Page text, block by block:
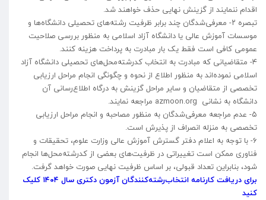
اقدام ننمایند از گزینش نهایی حذف خواهند شد.
تبصره ۲- معرفی‌شدگان چند برابر ظرفیت رشته‌های تحصیلی دانشگاه‌ها و
موسسات آموزش عالی یا دانشگاه آزاد اسلامی به منظور بررسی صلاحیت
عمومی کافی است فقط یک بار مبادرت به پرداخت هزینه کنند.
۴- متقاضیانی که مبادرت به انتخاب کدرشته‌محل‌های تحصیلی دانشگاه آزاد
اسلامی نموده‌اند به منظور اطلاع از نحوه و چگونگی انجام مراحل ارزیابی
تخصصی از متقاضیان و سایر مراحل گزینش به درگاه اطلاع‌رسانی آن
دانشگاه به نشانی azmoon.org مراجعه نمایند.
۵- عدم مراجعه معرفی‌شدگان به منظور مصاحبه و انجام مراحل ارزیابی
تخصصی به منزله انصراف از پذیرش است.
۶- با توجه به اعلام دفتر گسترش آموزش عالی وزارت علوم، تحقیقات و
فناوری ممکن است تغییراتی در ظرفیت‌های بعضی از کدرشته‌محل‌ها انجام
شود، بنابراین تعداد قبولی، بر اساس ظرفیت نهایی صورت خواهد گرفت.
برای دریافت کارنامه انتخاب‌رشته‌کنندگان آزمون دکتری سال ۱۴۰۴ کلیک
کنید